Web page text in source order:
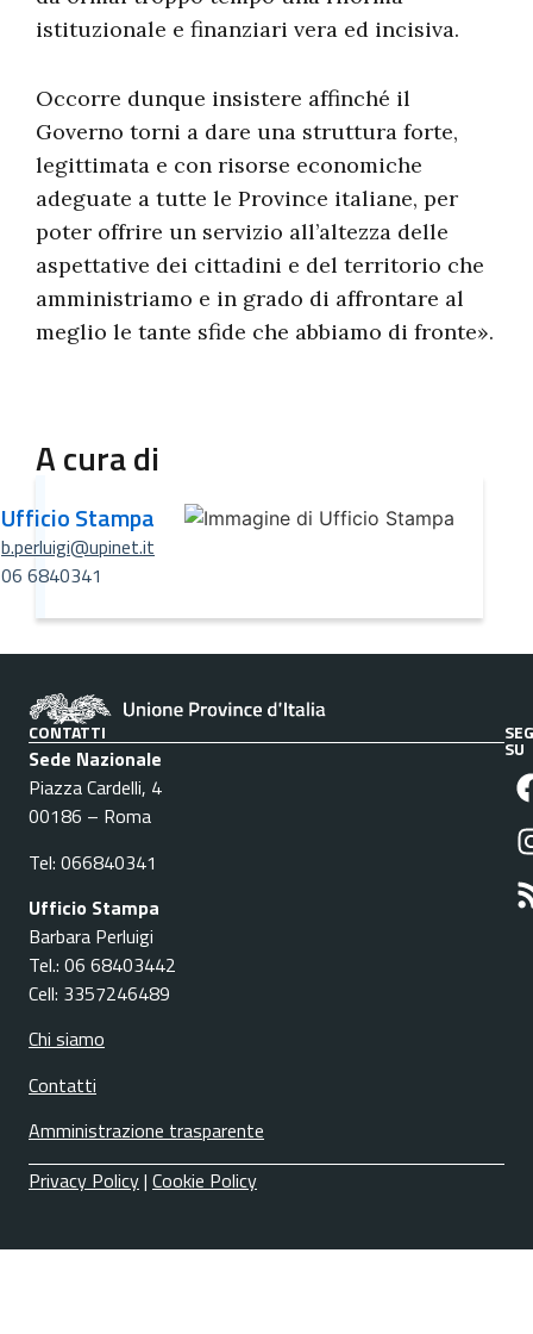
istituzionale e finanziari vera ed incisiva.
Occorre dunque insistere affinché il
Governo torni a dare una struttura forte,
legittimata e con risorse economiche
adeguate a tutte le Province italiane, per
poter offrire un servizio all’altezza delle
aspettative dei cittadini e del territorio che
amministriamo e in grado di affrontare al
meglio le tante sfide che abbiamo di fronte».
A cura di
Ufficio Stampa
b.perluigi@upinet.it
06 6840341
CONTATTI
Sede Nazionale
Piazza Cardelli, 4
00186 – Roma
Tel: 066840341
Ufficio Stampa
Barbara Perluigi
Tel.: 06 68403442
Cell: 3357246489
Chi siamo
Contatti
Amministrazione trasparente
SU
Privacy Policy| Cookie Policy